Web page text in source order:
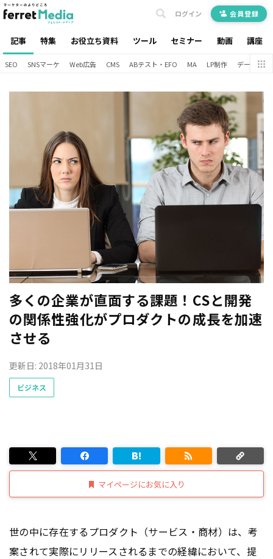
記事 特集 お役立ち資料 ツール セミナー 動画 講座
ログイン 会員登録
SEO SNSマーケ Web広告 CMS ABテスト・EFO MA LP制作 データ分析
多くの企業が直面する課題！CSと開発
の関係性強化がプロダクトの成長を加速
させる
更新日: 2018年01月31日
ビジネス
マイページにお気に入り
世の中に存在するプロダクト（サービス・商材）は、考
案されて実際にリリースされるまでの経緯において、提